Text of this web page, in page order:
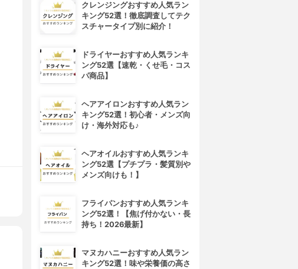
クレンジングおすすめ人気ラン
キング52選！徹底調査してテク
スチャータイプ別に紹介！
ドライヤーおすすめ人気ランキ
ング52選【速乾・くせ毛・コス
パ商品】
ヘアアイロンおすすめ人気ラン
キング52選！初心者・メンズ向
け・海外対応も♪
ヘアオイルおすすめ人気ランキ
ング52選【プチプラ・髪質別や
メンズ向けも！】
フライパンおすすめ人気ランキ
ング52選！【焦げ付かない・長
持ち！2026最新】
マヌカハニーおすすめ人気ラン
キング52選！味や栄養価の高さ